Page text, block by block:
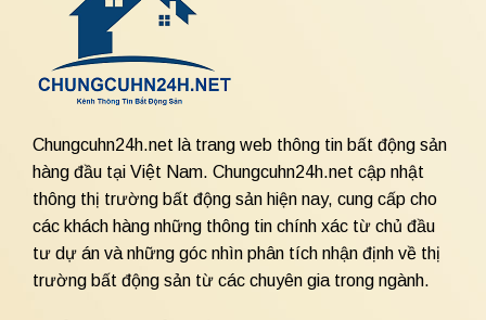
Chungcuhn24h.net là trang web thông tin bất động sản
hàng đầu tại Việt Nam. Chungcuhn24h.net cập nhật
thông thị trường bất động sản hiện nay, cung cấp cho
các khách hàng những thông tin chính xác từ chủ đầu
tư dự án và những góc nhìn phân tích nhận định về thị
trường bất động sản từ các chuyên gia trong ngành.